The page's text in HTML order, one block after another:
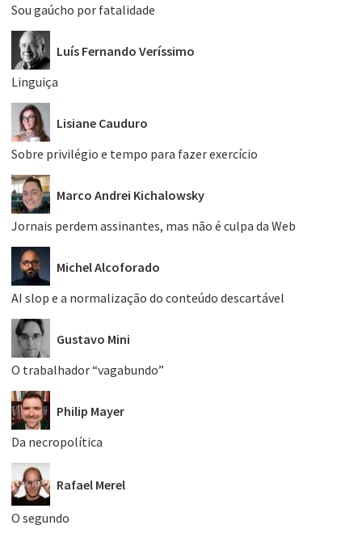
Sou gaúcho por fatalidade
Luís Fernando Veríssimo
Linguiça
Lisiane Cauduro
Sobre privilégio e tempo para fazer exercício
Marco Andrei Kichalowsky
Jornais perdem assinantes, mas não é culpa da Web
Michel Alcoforado
AI slop e a normalização do conteúdo descartável
Gustavo Mini
O trabalhador “vagabundo”
Philip Mayer
Da necropolítica
Rafael Merel
O segundo